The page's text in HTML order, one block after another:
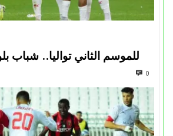
للموسم الثاني تواليا.. شباب
0